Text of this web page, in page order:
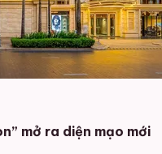
mở ra diện mạo mới